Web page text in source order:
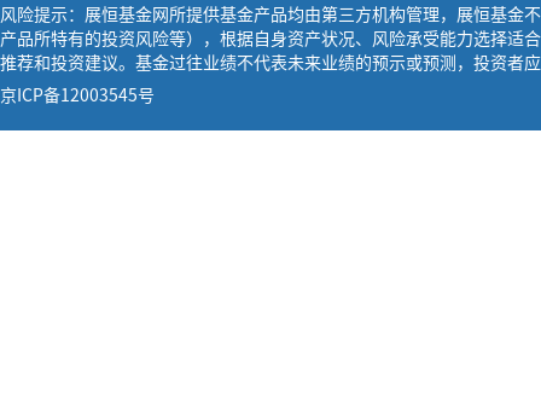
风险提示：展恒基金网所提供基金产品均由第三方机构管理，展恒基
产品所特有的投资风险等），根据自身资产状况、风险承受能力选择
推荐和投资建议。基金过往业绩不代表未来业绩的预示或预测，投资者
京ICP备12003545号